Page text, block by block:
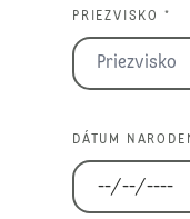
PRIEZVISKO *
DÁTUM